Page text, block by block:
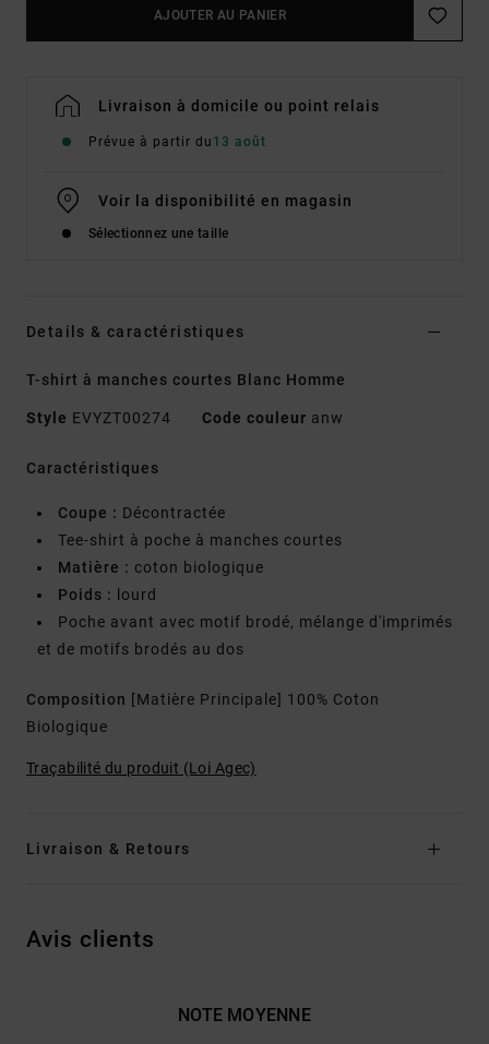
AJOUTER AU PANIER
Livraison à domicile ou point relais
Prévue à partir du 13 août
Voir la disponibilité en magasin
Sélectionnez une taille
Details & caractéristiques
T-shirt à manches courtes Blanc Homme
Style EVYZT00274 Code couleur anw
Caractéristiques
Coupe : Décontractée
Tee-shirt à poche à manches courtes
Matière : coton biologique
Poids :
lourd
Poche avant avec motif brodé, mélange d'imprimés
et de motifs brodés au dos
Composition [Matière Principale] 100% Coton
Biologique
Traçabilité du produit (Loi Agec)
Livraison & Retours
Avis clients
NOTE MOYENNE